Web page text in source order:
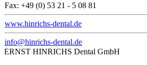
Fax: +49 (0) 53 21 - 5 08 81
www.hinrichs-dental.de
info@hinrichs-dental.de
ERNST HINRICHS Dental GmbH